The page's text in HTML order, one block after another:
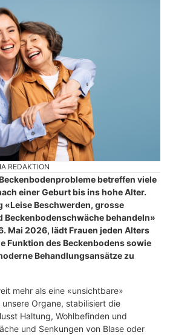
REDAKTION
betreffen viele
einer Geburt bis ins hohe Alter.
«Leise Beschwerden, grosse
Beckenbodenschwäche behandeln»
Mai 2026, lädt Frauen jeden Alters
Funktion des Beckenbodens sowie
Behandlungsansätze zu
mehr als eine «unsichtbare»
Organe, stabilisiert die
Haltung, Wohlbefinden und
und Senkungen von Blase oder